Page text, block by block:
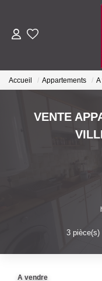
Accueil Appartements A
VENTE
3 pièce(s)
A vendre